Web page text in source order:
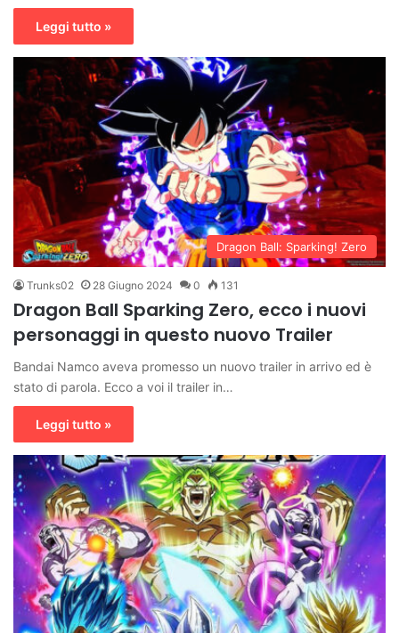
Leggi tutto »
Dragon Ball: Sparking! Zero
Trunks02 28 Giugno 2024 0 131
Dragon Ball Sparking Zero, ecco i nuovi
personaggi in questo nuovo Trailer
Bandai Namco aveva promesso un nuovo trailer in arrivo ed è
stato di parola. Ecco a voi il trailer in…
Leggi tutto »